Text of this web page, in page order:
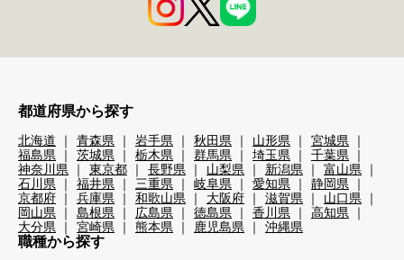
都道府県から探す
北海道 青森県 岩手県 秋田県 山形県
宮城県
福島県
茨城県 栃木県 群馬県 埼玉県
千葉県
神奈川県
東京都 長野県 山梨県 新潟県
富山県
石川県
福井県 三重県 岐阜県 愛知県
静岡県
京都府
兵庫県 和歌山県 大阪府 滋賀県
山口県
岡山県
島根県 広島県 徳島県 香川県
高知県
大分県
宮崎県 熊本県 鹿児島県 沖縄県
職種から探す